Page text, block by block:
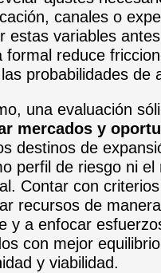
canales o
estas variables
formal reduce
probabilidades de
una evaluación
mercados y
destinos de
perfil de riesgo ni el
Contar con
recursos de
y a enfocar
con mejor
y viabilidad.